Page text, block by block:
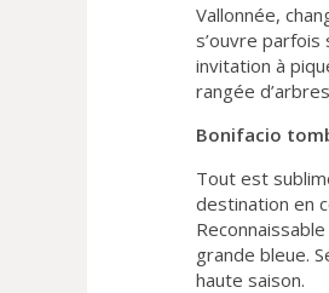
Vallonnée,
s’ouvre
invitation à
rangée
Bonifacio
Tout est
destination en
grande bleue.
haute saison.